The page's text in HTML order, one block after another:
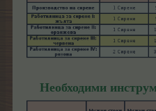
Необходими